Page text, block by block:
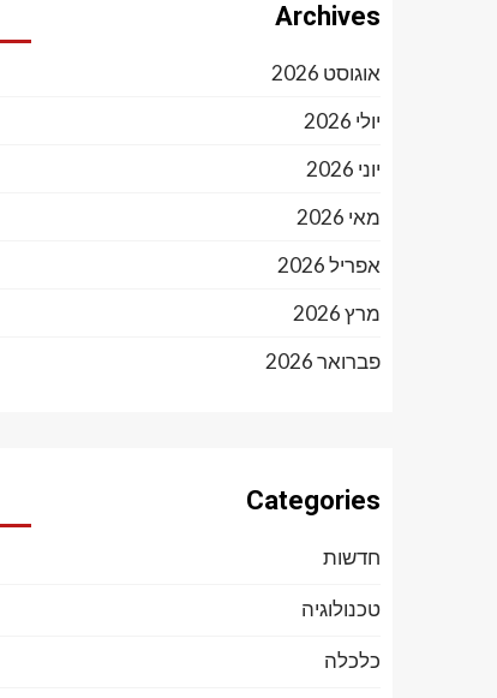
Archives
אוגוסט 2026
יולי 2026
יוני 2026
מאי 2026
אפריל 2026
מרץ 2026
פברואר 2026
Categories
חדשות
טכנולוגיה
כלכלה